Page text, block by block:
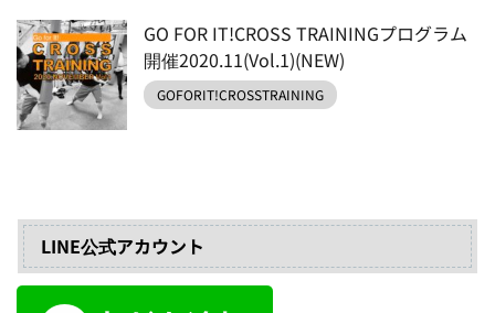
GO FOR IT!CROSS TRAININGプログラム
開催2020.11(Vol.1)(NEW)
GOFORIT!CROSSTRAINING
LINE公式アカウント